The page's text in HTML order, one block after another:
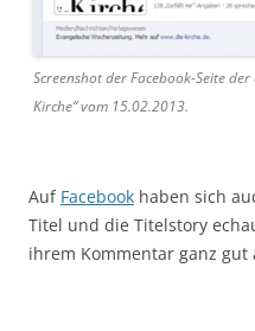
Screenshot der Facebook-Seite
Kirche“ vom 15.02.2013.
Auf Facebook haben sich
Titel und die Titelstory
ihrem Kommentar ganz